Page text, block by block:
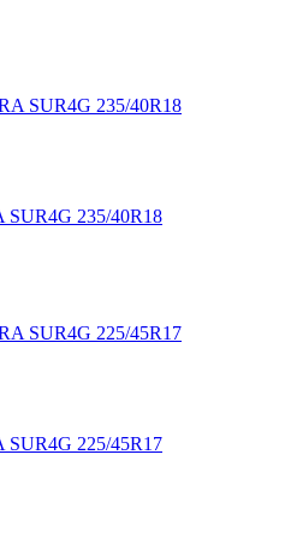
235/40R18
225/45R17